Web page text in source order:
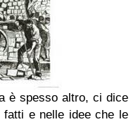
è spesso altro, ci dice
fatti e nelle idee che le